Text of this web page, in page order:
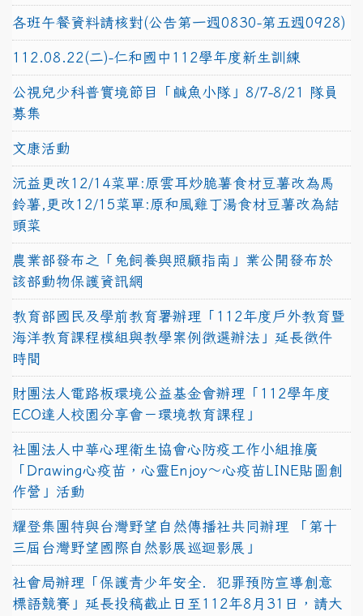
各班午餐資料請核對(公告第一週0830-第五週0928)
112.08.22(二)-仁和國中112學年度新生訓練
公視兒少科普實境節目「鹹魚小隊」8/7-8/21 隊員
募集
文康活動
沅益更改12/14菜單:原雲耳炒脆薯食材豆薯改為馬
鈴薯,更改12/15菜單:原和風雞丁湯食材豆薯改為結
頭菜
農業部發布之「兔飼養與照顧指南」業公開發布於
該部動物保護資訊網
教育部國民及學前教育署辦理「112年度戶外教育暨
海洋教育課程模組與教學案例徵選辦法」延長徵件
時間
財團法人電路板環境公益基金會辦理「112學年度
ECO達人校園分享會－環境教育課程」
社團法人中華心理衛生協會心防疫工作小組推廣
「Drawing心疫苗，心靈Enjoy〜心疫苗LINE貼圖創
作營」活動
耀登集團特與台灣野望自然傳播社共同辦理 「第十
三屆台灣野望國際自然影展巡迴影展」
社會局辦理「保護青少年安全．犯罪預防宣導創意
標語競賽」延長投稿截止日至112年8月31日，請大